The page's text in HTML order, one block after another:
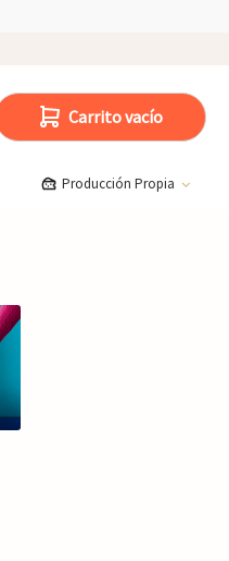
Carrito vacío
Producción Propia